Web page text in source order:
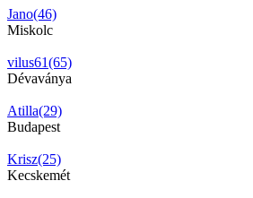
Jano(46)
Miskolc
vilus61(65)
Dévaványa
Atilla(29)
Budapest
Krisz(25)
Kecskemét